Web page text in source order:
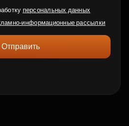
персональных данных
информационные рассылки
Отправить